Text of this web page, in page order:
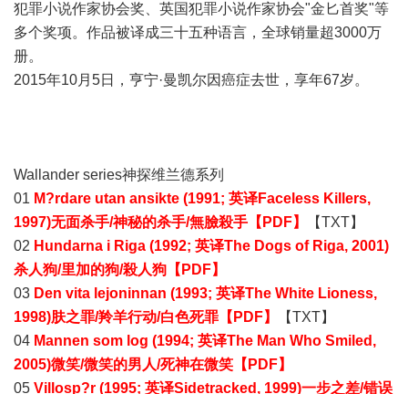
犯罪小说作家协会奖、英国犯罪小说作家协会"金匕首奖"等
多个奖项。作品被译成三十五种语言，全球销量超3000万
册。
2015年10月5日，亨宁·曼凯尔因癌症去世，享年67岁。
Wallander series神探维兰德系列
01 M?rdare utan ansikte (1991; 英译Faceless Killers,
1997)无面杀手/神秘的杀手/無臉殺手【PDF】
【TXT】
02 Hundarna i Riga (1992; 英译The Dogs of Riga, 2001)
杀人狗/里加的狗/殺人狗【PDF】
03 Den vita lejoninnan (1993; 英译The White Lioness,
1998)肤之罪/羚羊行动/白色死罪【PDF】
【TXT】
04 Mannen som log (1994; 英译The Man Who Smiled,
2005)微笑/微笑的男人/死神在微笑【PDF】
05 Villosp?r (1995; 英译Sidetracked, 1999)一步之差/错误